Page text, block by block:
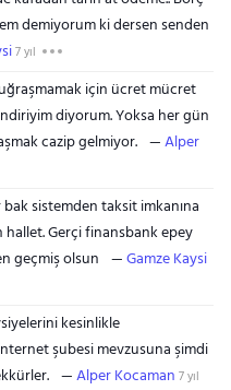
demiyorum ki dersen senden
7 yıl
uğraşmamak için ücret mücret
diyorum. Yoksa her gün
cazip gelmiyor.
Alper
sistemden taksit imkanına
hallet. Gerçi finansbank epey
geçmiş olsun
Gamze Kaysi
kesinlikle
şubesi mevzusuna şimdi
Alper Kocaman 7 yıl